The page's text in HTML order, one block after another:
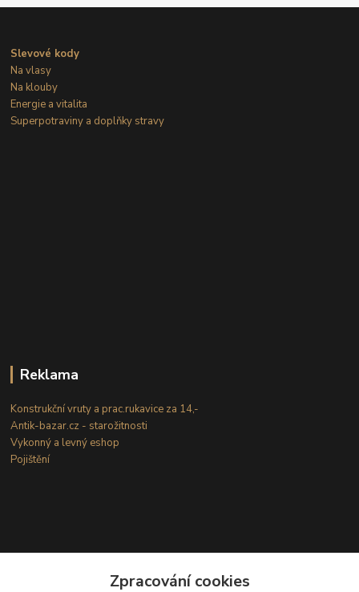
Slevové kody
Na vlasy
Na klouby
Energie a vitalita
Superpotraviny a doplňky stravy
Reklama
Konstrukční vruty a prac.rukavice za 14,-
Antik-bazar.cz - starožitnosti
Vykonný a levný eshop
Pojištění
Zpracování cookies